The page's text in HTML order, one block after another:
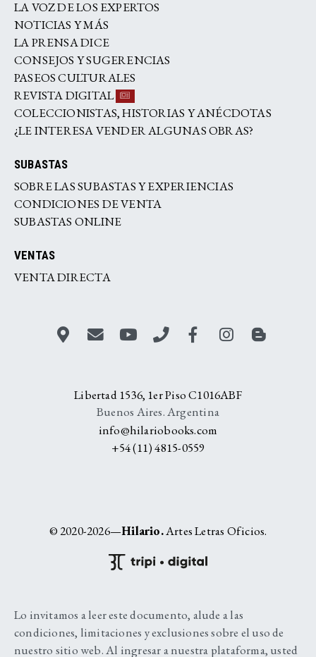
LA VOZ DE LOS EXPERTOS
NOTICIAS Y MÁS
LA PRENSA DICE
CONSEJOS Y SUGERENCIAS
PASEOS CULTURALES
REVISTA DIGITAL
COLECCIONISTAS, HISTORIAS Y ANÉCDOTAS
¿LE INTERESA VENDER ALGUNAS OBRAS?
SUBASTAS
SOBRE LAS SUBASTAS Y EXPERIENCIAS
CONDICIONES DE VENTA
SUBASTAS ONLINE
VENTAS
VENTA DIRECTA
Libertad 1536, 1er Piso C1016ABF
Buenos Aires. Argentina
info@hilariobooks.com
+54 (11) 4815-0559
© 2020-2026—Hilario.Artes Letras Oficios.
Lo invitamos a leer este documento, alude a las
condiciones, limitaciones y exclusiones sobre el uso de
nuestro sitio web. Al ingresar a nuestra plataforma, usted